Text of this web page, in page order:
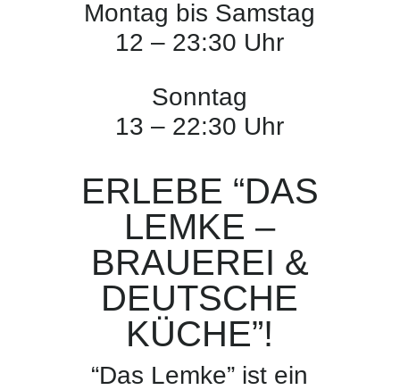
Montag bis Samstag
12 – 23:30 Uhr
Sonntag
13 – 22:30 Uhr
ERLEBE “DAS
LEMKE –
BRAUEREI &
DEUTSCHE
KÜCHE”!
“Das Lemke” ist ein